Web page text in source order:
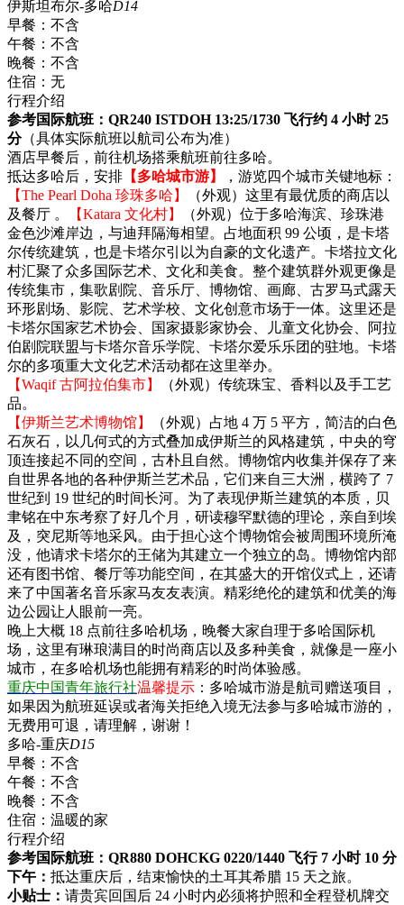
伊斯坦布尔-多哈D14
早餐： 不含
午餐： 不含
晚餐： 不含
住宿： 无
行程介绍
参考国际航班：QR240 ISTDOH 13:25/1730 飞行约 4 小时 25
分（具体实际航班以航司公布为准）
酒店早餐后，前往机场搭乘航班前往多哈。
抵达多哈后，安排 【多哈城市游】
，游览四个城市关键地标：
【The Pearl Doha 珍珠多哈】
（外观）这里有最优质的商店以
及餐厅 。
【Katara 文化村】
（外观）位于多哈海滨、珍珠港
金色沙滩岸边，与迪拜隔海相望。占地面积 99 公顷，是卡塔
尔传统建筑，也是卡塔尔引以为自豪的文化遗产。卡塔拉文化
村汇聚了众多国际艺术、文化和美食。整个建筑群外观更像是
传统集市，集歌剧院、音乐厅、博物馆、画廊、古罗马式露天
环形剧场、影院、艺术学校、文化创意市场于一体。这里还是
卡塔尔国家艺术协会、国家摄影家协会、儿童文化协会、阿拉
伯剧院联盟与卡塔尔音乐学院、卡塔尔爱乐乐团的驻地。卡塔
尔的多项重大文化艺术活动都在这里举办。
【Waqif 古阿拉伯集市】
（外观）传统珠宝、香料以及手工艺
品。
【伊斯兰艺术博物馆】
（外观）占地 4 万 5 平方，简洁的白色
石灰石，以几何式的方式叠加成伊斯兰的风格建筑，中央的穹
顶连接起不同的空间，古朴且自然。博物馆内收集并保存了来
自世界各地的各种伊斯兰艺术品，它们来自三大洲，横跨了 7
世纪到 19 世纪的时间长河。为了表现伊斯兰建筑的本质，贝
聿铭在中东考察了好几个月，研读穆罕默德的理论，亲自到埃
及，突尼斯等地采风。由于担心这个博物馆会被周围环境所淹
没，他请求卡塔尔的王储为其建立一个独立的岛。博物馆内部
还有图书馆、餐厅等功能空间，在其盛大的开馆仪式上，还请
来了中国著名音乐家马友友表演。精彩绝伦的建筑和优美的海
边公园让人眼前一亮。
晚上大概 18 点前往多哈机场，晚餐大家自理于多哈国际机
场，这里有琳琅满目的时尚商店以及多种美食，就像是一座小
城市，在多哈机场也能拥有精彩的时尚体验感。
重庆中国青年旅行社温馨提示 ：多哈城市游是航司赠送项目，
如果因为航班延误或者海关拒绝入境无法参与多哈城市游的，
无费用可退，请理解，谢谢！
多哈-重庆D15
早餐： 不含
午餐： 不含
晚餐： 不含
住宿： 温暖的家
行程介绍
参考国际航班：QR880 DOHCKG 0220/1440 飞行 7 小时 10 分
下午： 抵达重庆后，结束愉快的土耳其希腊 15 天之旅。
小贴士： 请贵宾回国后 24 小时内必须将护照和全程登机牌交